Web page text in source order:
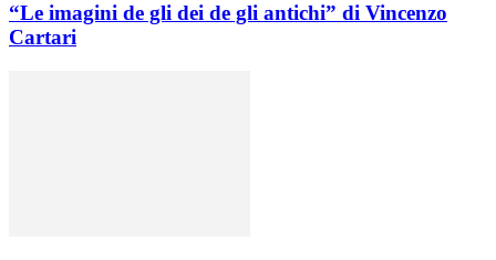
“Le imagini de gli dei de gli antichi” di Vincenzo
Cartari